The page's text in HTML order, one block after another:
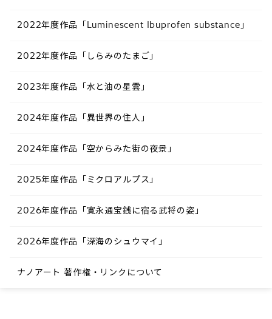
2022年度作品「Luminescent Ibuprofen substance​」
2022年度作品「しらみのたまご​」
2023年度作品「水と油の星雲​」
2024年度作品「異世界の住人​」
2024年度作品「空からみた街の夜景​」
2025年度作品「ミクロアルプス​」
2026年度作品「寛永通宝銭に宿る武将の姿」
2026年度作品「深海のシュウマイ」
ナノアート 著作権・リンクについて